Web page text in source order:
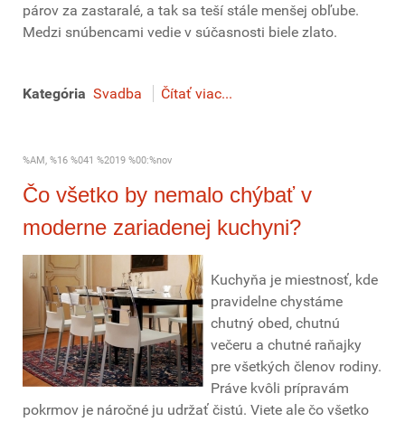
párov za zastaralé, a tak sa teší stále menšej obľube.
Medzi snúbencami vedie v súčasnosti biele zlato.
Kategória Svadba Čítať viac...
%AM, %16 %041 %2019 %00:%nov
Čo všetko by nemalo chýbať v
moderne zariadenej kuchyni?
Kuchyňa je miestnosť, kde
pravidelne chystáme
chutný obed, chutnú
večeru a chutné raňajky
pre všetkých členov rodiny.
Práve kvôli prípravám
pokrmov je náročné ju udržať čistú. Viete ale čo všetko